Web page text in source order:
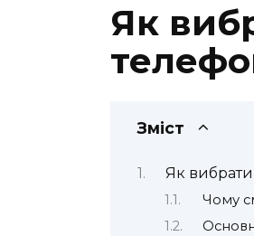
Як
Зміст
Як
Чому